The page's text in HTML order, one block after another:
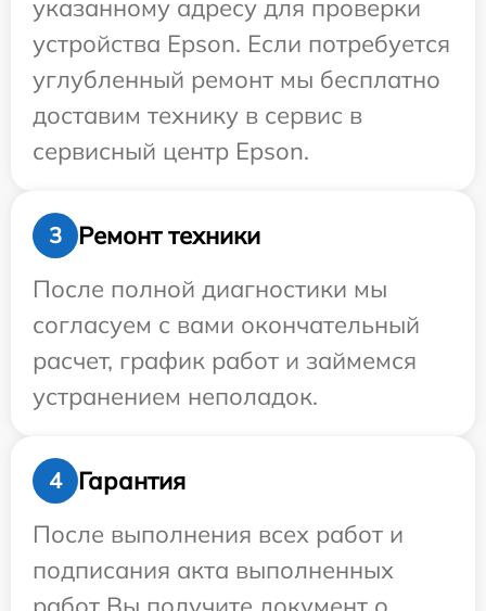
указанному адресу для проверки
устройства Epson. Если потребуется
углубленный ремонт мы бесплатно
доставим технику в сервис в
сервисный центр Epson.
3
Ремонт техники
После полной диагностики мы
согласуем с вами окончательный
расчет, график работ и займемся
устранением неполадок.
4
Гарантия
После выполнения всех работ и
подписания акта выполненных